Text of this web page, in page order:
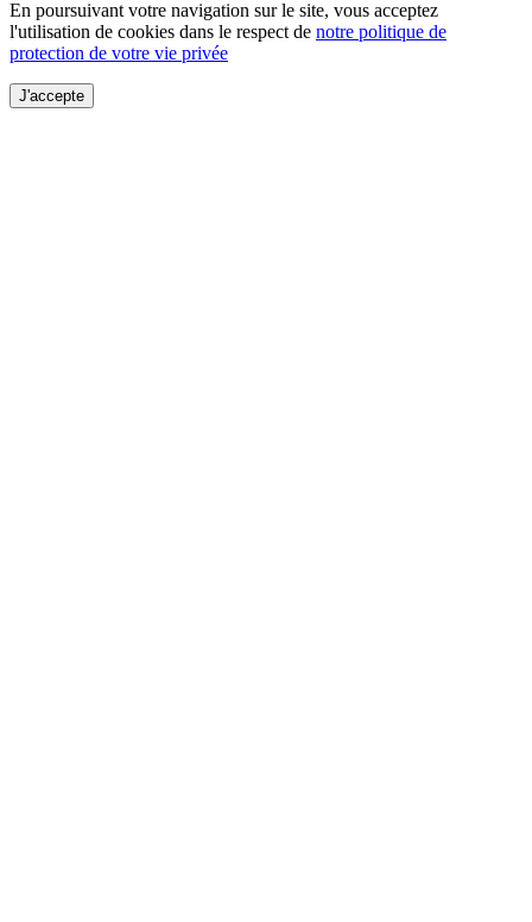
En poursuivant votre navigation sur le site, vous acceptez
l'utilisation de cookies dans le respect de notre politique de
protection de votre vie privée
J'accepte